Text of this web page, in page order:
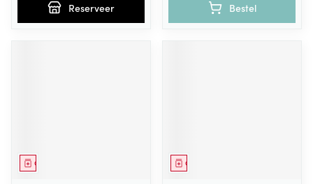
Reserveer Bestel
Geneesmiddel Geneesmiddel